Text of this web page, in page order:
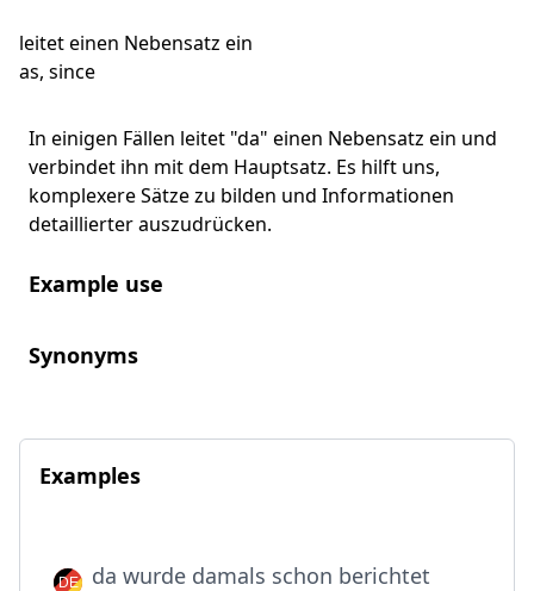
leitet einen Nebensatz ein
as, since
In einigen Fällen leitet "da" einen Nebensatz ein und
verbindet ihn mit dem Hauptsatz. Es hilft uns,
komplexere Sätze zu bilden und Informationen
detaillierter auszudrücken.
Example use
Synonyms
Examples
da wurde damals schon berichtet